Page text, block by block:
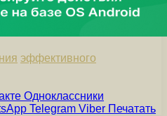
эффективного
Одноклассники
Telegram Viber Печатать